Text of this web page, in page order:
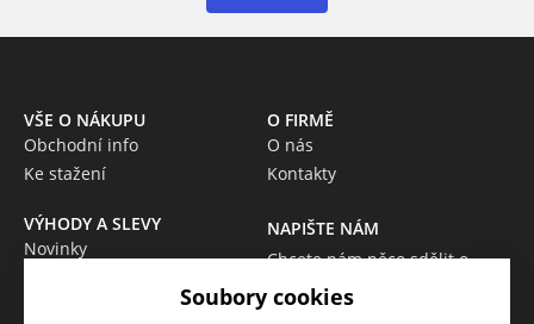
VŠE O NÁKUPU
Obchodní info
Ke stažení
O FIRMĚ
O nás
Kontakty
VÝHODY A SLEVY
Novinky
NAPIŠTE NÁM
Chcete nám něco sdělit o
našich produktech nebo e-
Soubory cookies